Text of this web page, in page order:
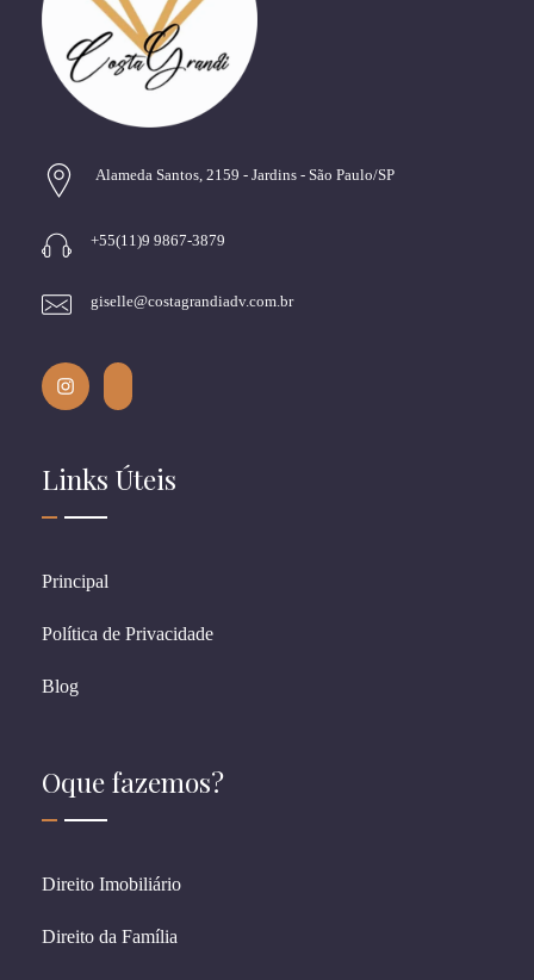
Alameda Santos, 2159 - Jardins - São Paulo/SP
+55(11)9 9867-3879
giselle@costagrandiadv.com.br
Links Úteis
Principal
Política de Privacidade
Blog
Oque fazemos?
Direito Imobiliário
Direito da Família